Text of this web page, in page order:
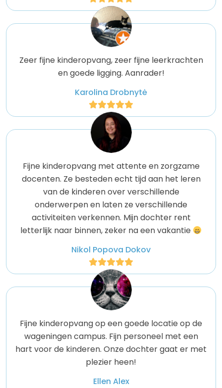
As an expact family we are also really happy
that we can rely on a team of professionals who
have experience with kids from different
backgrounds and the intricacies of raising
multilingual/ multicultural kids. We definitely feel
like out daughter’s needs are well met and we
can see that she learns a lot socially and
communication wise.
All in all, definitely recommend!
Zeer fijne kinderopvang, zeer fijne leerkrachten
en goede ligging. Aanrader!
Karolina Drobnytė
Fijne kinderopvang met attente en zorgzame
docenten. Ze besteden echt tijd aan het leren
van de kinderen over verschillende
onderwerpen en laten ze verschillende
activiteiten verkennen. Mijn dochter rent
letterlijk naar binnen, zeker na een vakantie
Nikol Popova Dokov
Fijne kinderopvang op een goede locatie op de
wageningen campus. Fijn personeel met een
hart voor de kinderen. Onze dochter gaat er met
plezier heen!
Ellen Alex